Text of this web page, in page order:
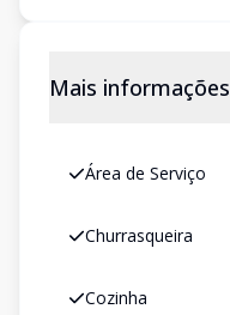
Mais informações
Área de Serviço
Churrasqueira
Cozinha